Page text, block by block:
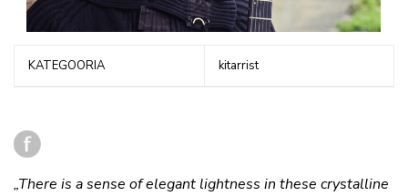
KATEGOORIA kitarrist
„There is a sense of elegant lightness in these crystalline